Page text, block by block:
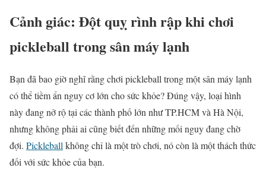
Cảnh giác: Đột quỵ rình rập khi chơi
pickleball trong sân máy lạnh
Bạn đã bao giờ nghĩ rằng chơi pickleball trong một sân máy lạnh
có thể tiềm ẩn nguy cơ lớn cho sức khỏe? Đúng vậy, loại hình
này đang nở rộ tại các thành phố lớn như TP.HCM và Hà Nội,
nhưng không phải ai cũng biết đến những mối nguy đang chờ
đợi. Pickleball không chỉ là một trò chơi, nó còn là một thách thức
đối với sức khỏe của bạn.